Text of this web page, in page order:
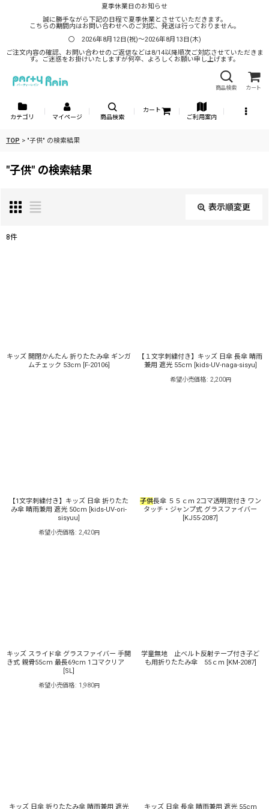
夏季休業日のお知らせ
誠に勝手ながら下記の日程で夏季休業とさせていただきます。
こちらの期間内はお問い合わせへのご対応、発送は行っておりません。
〇 2026年8月12日(祝)～2026年8月13日(木)
ご注文内容の確認、お問い合わせのご返信などは8/14以降順次ご対応させていただきま
す。ご迷惑をお掛けいたしますが何卒、よろしくお願い申し上げます。
商品検索 カート
カテゴリ マイページ 商品検索
カート
ご利用案内
TOP > "子供" の検索結果
"子供" の検索結果
表示順変更
絞り込む
8件
キッズ 開閉かんたん 折りたたみ傘 ギンガ
ムチェック 53cm [F-20106]
【１文字刺繍付き】キッズ 日傘 長傘 晴雨
兼用 遮光 55cm [kids-UV-naga-sisyu]
希望小売価格: 2,200円
【1文字刺繍付き】キッズ 日傘 折りたた
み傘 晴雨兼用 遮光 50cm [kids-UV-ori-
sisyuu]
希望小売価格: 2,420円
子供長傘 ５５ｃｍ 2コマ透明窓付き ワン
タッチ・ジャンプ式 グラスファイバー
[KJ55-2087]
キッズ スライド傘 グラスファイバー 手開
き式 親骨55cm 最長69cm 1コマクリア
[SL]
希望小売価格: 1,980円
学童無地 止ベルト反射テープ付き子ど
も用折りたたみ傘 55ｃｍ [KM-2087]
キッズ 日傘 折りたたみ傘 晴雨兼用 遮光 キッズ 日傘 長傘 晴雨兼用 遮光 55cm